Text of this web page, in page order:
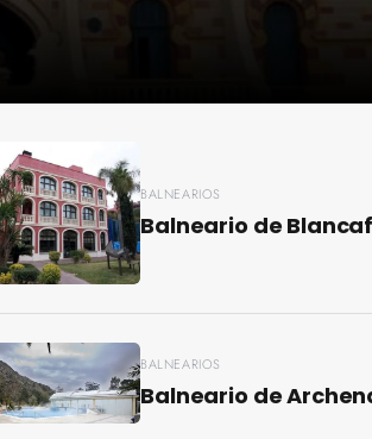
BALNEARIOS
Balneario de
BALNEARIOS
Balneario de